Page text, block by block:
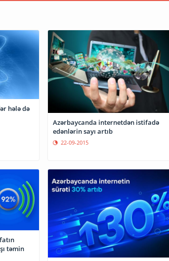
Azərbaycanda internetdən istifadə
edənlərin sayı artıb
22-09-2015
təmin